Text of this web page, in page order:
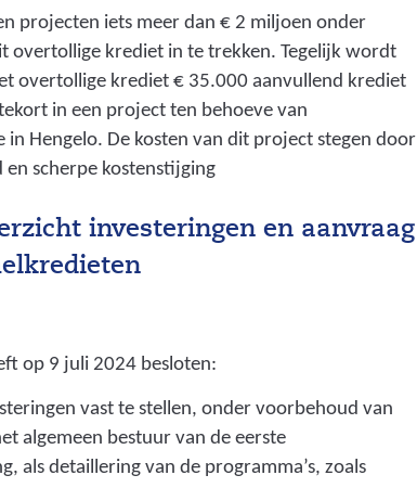
projecten iets meer dan € 2 miljoen onder
overtollige krediet in te trekken. Tegelijk wordt
overtollige krediet € 35.000 aanvullend krediet
in een project ten behoeve van
Hengelo. De kosten van dit project stegen door
scherpe kostenstijging
investeringen en aanvraag
op 9 juli 2024 besloten:
vast te stellen, onder voorbehoud van
algemeen bestuur van de eerste
als detaillering van de programma’s, zoals